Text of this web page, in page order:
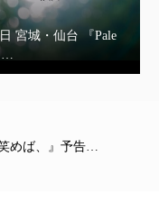
宮城・仙台 『Pale
…
めば、』予告…